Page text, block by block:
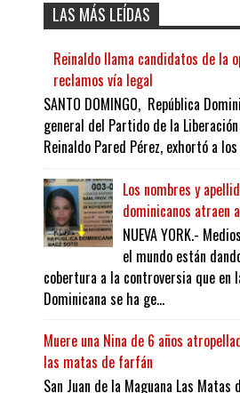
LAS MÁS LEÍDAS
Reinaldo llama candidatos de la
reclamos vía legal
SANTO DOMINGO, República
general del Partido de la
Reinaldo Pared Pérez, exhortó a los
Los nombres y
dominicanos atraen
NUEVA YORK.-
el mundo están
cobertura a la controversia que en
Dominicana se ha ge...
Muere una Nina de 6 años
las matas de farfán
San Juan de la Maguana Las Matas